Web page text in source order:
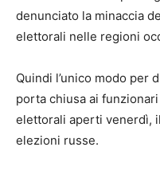
denunciato la minaccia
elettorali nelle regioni
Quindi l’unico modo per
porta chiusa ai
elettorali aperti venerdì,
elezioni russe.